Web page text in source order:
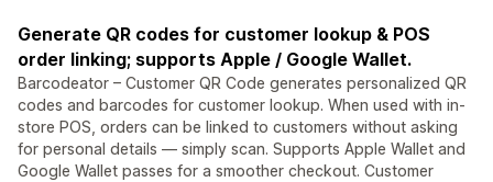
Generate QR codes for customer lookup & POS
order linking; supports Apple / Google Wallet.
Barcodeator – Customer QR Code generates personalized QR
codes and barcodes for customer lookup. When used with in-
store POS, orders can be linked to customers without asking
for personal details — simply scan. Supports Apple Wallet and
Google Wallet passes for a smoother checkout. Customer